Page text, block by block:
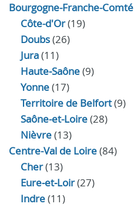
Bourgogne-Franche-Comté
Côte-d'Or(19)
Doubs(26)
Jura(11)
Haute‑Saône(9)
Yonne(17)
Territoire de Belfort(9)
Saône-et-Loire(28)
Nièvre(13)
Centre-Val de Loire(84)
Cher(13)
Eure‑et‑Loir(27)
Indre(11)